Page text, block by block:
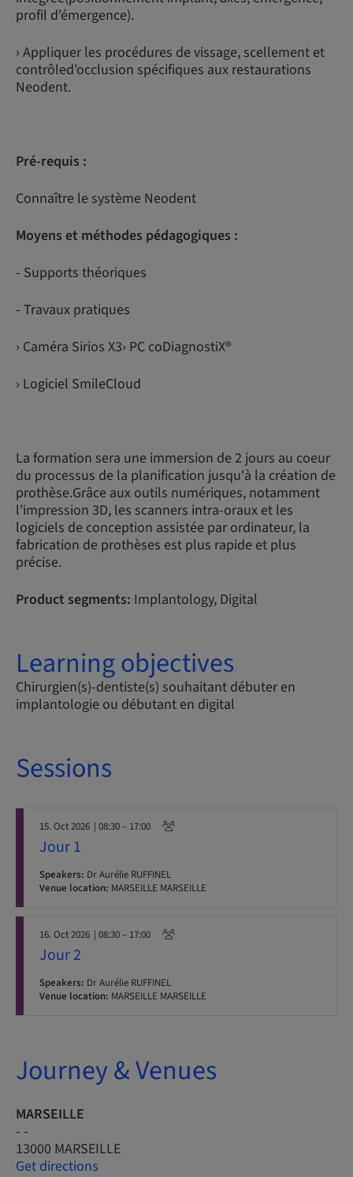
profil d’émergence).
› Appliquer les procédures de vissage, scellement et
contrôled’occlusion spécifiques aux restaurations
Neodent.
Pré-requis :
Connaître le système Neodent
Moyens et méthodes pédagogiques :
- Supports théoriques
- Travaux pratiques
› Caméra Sirios X3› PC coDiagnostiX®
› Logiciel SmileCloud
La formation sera une immersion de 2 jours au coeur
du processus de la planification jusqu'à la création de
prothèse.Grâce aux outils numériques, notamment
l’impression 3D, les scanners intra-oraux et les
logiciels de conception assistée par ordinateur, la
fabrication de prothèses est plus rapide et plus
précise.
Product segments: Implantology, Digital
Learning objectives
Chirurgien(s)-dentiste(s) souhaitant débuter en
implantologie ou débutant en digital
Sessions
15. Oct 2026 | 08:30 – 17:00
Jour 1
Speakers: Dr Aurélie RUFFINEL
Venue location: MARSEILLE MARSEILLE
16. Oct 2026 | 08:30 – 17:00
Jour 2
Speakers: Dr Aurélie RUFFINEL
Venue location: MARSEILLE MARSEILLE
Journey & Venues
MARSEILLE
- -
13000 MARSEILLE
Get directions